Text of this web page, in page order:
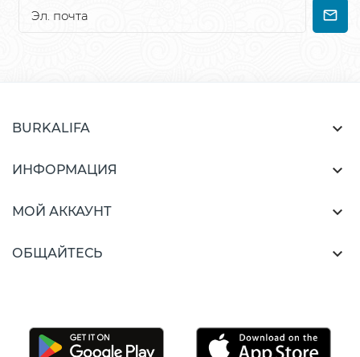
BURKALIFA 
ИНФОРМАЦИЯ 
МОЙ АККАУНТ 
ОБЩАЙТЕСЬ 